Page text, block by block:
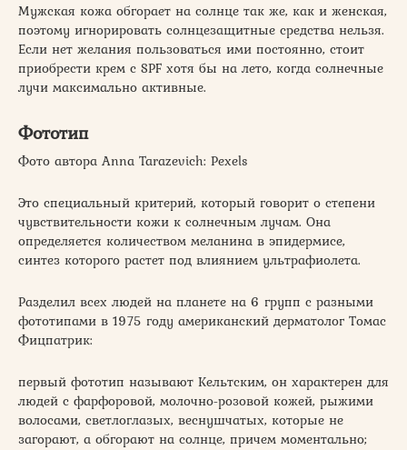
Мужская кожа обгорает на солнце так же, как и женская,
поэтому игнорировать солнцезащитные средства нельзя.
Если нет желания пользоваться ими постоянно, стоит
приобрести крем с SPF хотя бы на лето, когда солнечные
лучи максимально активные.
Фототип
Фото автора Anna Tarazevich: Pexels
Это специальный критерий, который говорит о степени
чувствительности кожи к солнечным лучам. Она
определяется количеством меланина в эпидермисе,
синтез которого растет под влиянием ультрафиолета.
Разделил всех людей на планете на 6 групп с разными
фототипами в 1975 году американский дерматолог Томас
Фицпатрик:
первый фототип называют Кельтским, он характерен для
людей с фарфоровой, молочно-розовой кожей, рыжими
волосами, светлоглазых, веснушчатых, которые не
загорают, а обгорают на солнце, причем моментально;